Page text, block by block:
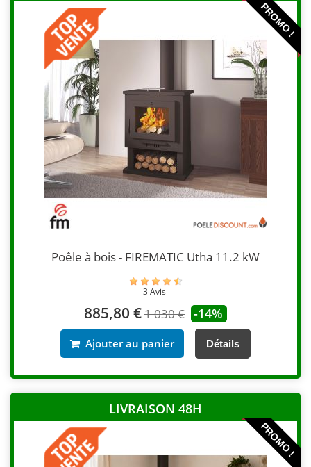
PROMO !
Poêle à bois - FIREMATIC Utha 11.2 kW
3 Avis
885,80 €1 030 € -14%
Ajouter au panier Détails
LIVRAISON 48H
PROMO !